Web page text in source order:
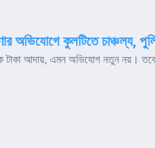
অভিযোগে কুলটিতে চাঞ্চল্য,
টাকা আদায়, এমন অভিযোগ নতুন নয়।